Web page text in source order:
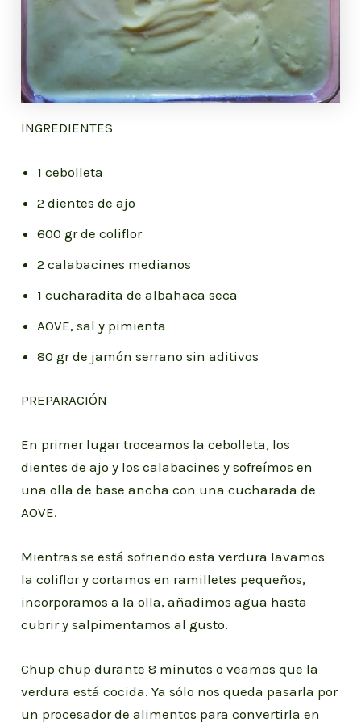
INGREDIENTES
1 cebolleta
2 dientes de ajo
600 gr de coliflor
2 calabacines medianos
1 cucharadita de albahaca seca
AOVE, sal y pimienta
80 gr de jamón serrano sin aditivos
PREPARACIÓN
En primer lugar troceamos la cebolleta, los
dientes de ajo y los calabacines y sofreímos en
una olla de base ancha con una cucharada de
AOVE.
Mientras se está sofriendo esta verdura lavamos
la coliflor y cortamos en ramilletes pequeños,
incorporamos a la olla, añadimos agua hasta
cubrir y salpimentamos al gusto.
Chup chup durante 8 minutos o veamos que la
verdura está cocida. Ya sólo nos queda pasarla por
un procesador de alimentos para convertirla en